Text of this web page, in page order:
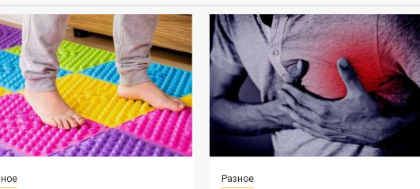
Разное